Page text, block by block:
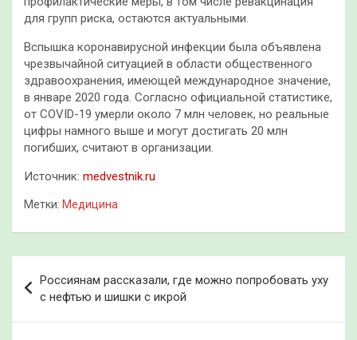
для групп риска, остаются актуальными.
Вспышка коронавирусной инфекции была объявлена
чрезвычайной ситуацией в области общественного
здравоохранения, имеющей международное значение,
в январе 2020 года. Согласно официальной статистике,
от COVID-19 умерли около 7 млн человек, но реальные
цифры намного выше и могут достигать 20 млн
погибших, считают в организации.
Источник: medvestnik.ru
Метки: Медицина
по
записям
Россиянам рассказали, где можно попробовать уху
с нефтью и шишки с икрой